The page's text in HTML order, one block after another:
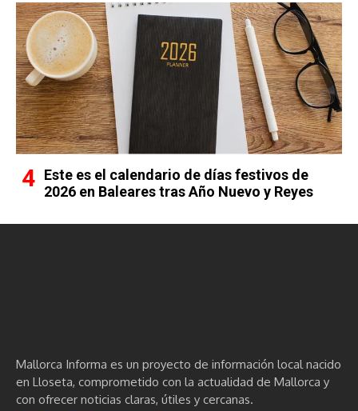
Este es el calendario de días festivos de
2026 en Baleares tras Año Nuevo y Reyes
Mallorca Informa es un proyecto de información local nacido
en Lloseta, comprometido con la actualidad de Mallorca y
con ofrecer noticias claras, útiles y cercanas.